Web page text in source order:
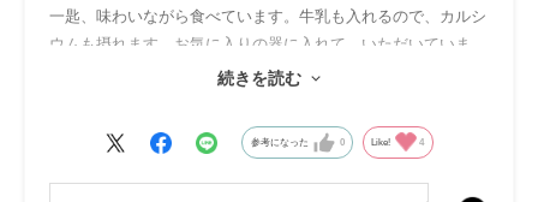
一匙、味わいながら食べています。牛乳も入れるので、カルシ
ウムも摂れます。お気に入りの器に入れて、いただいていま
せを感じられるやわらか杏仁です。
続きを読む
参考になった 0 Like! 4